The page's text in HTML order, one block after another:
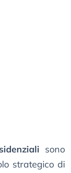
sono
strategico di